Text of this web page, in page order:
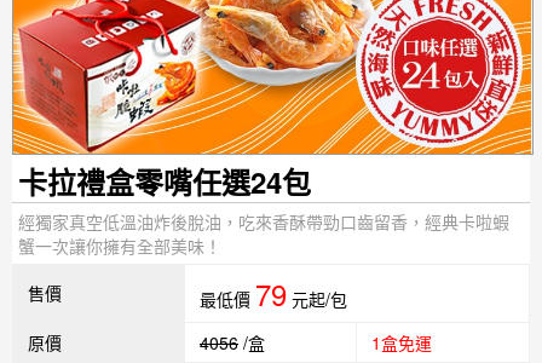
卡拉禮盒零嘴任選24包
經獨家真空低溫油炸後脫油，吃來香酥帶勁口齒留香，經典卡啦蝦
蟹一次讓你擁有全部美味！
售價
最低價 79 元起/包
原價
4056 /盒
1盒免運